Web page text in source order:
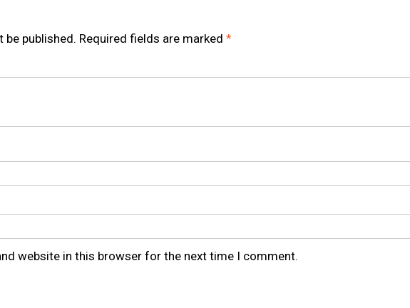
be published. Required fields are marked *
website in this browser for the next time I comment.